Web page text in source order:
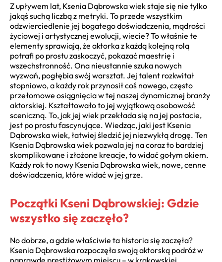
Z upływem lat, Ksenia Dąbrowska wiek staje się nie tylko
jakąś suchą liczbą z metryki. To przede wszystkim
odzwierciedlenie jej bogatego doświadczenia, mądrości
życiowej i artystycznej ewolucji, wiecie? To właśnie te
elementy sprawiają, że aktorka z każdą kolejną rolą
potrafi po prostu zaskoczyć, pokazać maestrię i
wszechstronność. Ona nieustannie szuka nowych
wyzwań, pogłębia swój warsztat. Jej talent rozkwitał
stopniowo, a każdy rok przynosił coś nowego, często
przełomowe osiągnięcia w tej naszej dynamicznej branży
aktorskiej. Kształtowało to jej wyjątkową osobowość
sceniczną. To, jak jej wiek przekłada się na jej postacie,
jest po prostu fascynujące. Wiedząc, jaki jest Ksenia
Dąbrowska wiek, łatwiej śledzić jej niezwykłą drogę. Ten
Ksenia Dąbrowska wiek pozwala jej na coraz to bardziej
skomplikowane i złożone kreacje, to widać gołym okiem.
Każdy rok to nowy Ksenia Dąbrowska wiek, nowe, cenne
doświadczenia, które widać w jej grze.
Początki Kseni Dąbrowskiej: Gdzie
wszystko się zaczęło?
No dobrze, a gdzie właściwie ta historia się zaczęła?
Ksenia Dąbrowska rozpoczęła swoją aktorską podróż w
naprawdę prestiżowym miejscu – w krakowskiej